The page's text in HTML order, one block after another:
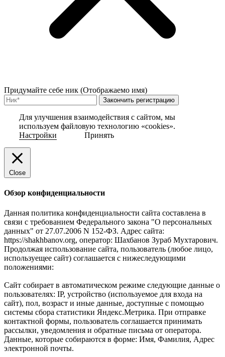
Придумайте себе ник (Отображаемо имя)
Закончить регистрацию
Для улучшения взаимодействия с сайтом, мы
используем файловую технологию «cookies».
Настройки
Принять
Close
Обзор конфиденциальности
Данная политика конфиденциальности сайта составлена в
связи с требованием Федерального закона "О персональных
данных" от 27.07.2006 N 152-ФЗ. Адрес сайта:
https://shakhbanov.org, оператор: Шахбанов Зураб Мухтарович.
Продолжая использование сайта, пользователь (любое лицо,
используещее сайт) соглашается с нижеследующими
положениями:
Сайт собирает в автоматическом режиме следующие данные о
пользователях: IP, устройство (используемое для входа на
сайт), пол, возраст и иные данные, доступные с помощью
системы сбора статистики Яндекс.Метрика. При отправке
контактной формы, пользователь соглашается принимать
рассылки, уведомления и обратные письма от оператора.
Данные, которые собираются в форме: Имя, Фамилия, Адрес
электронной почты.